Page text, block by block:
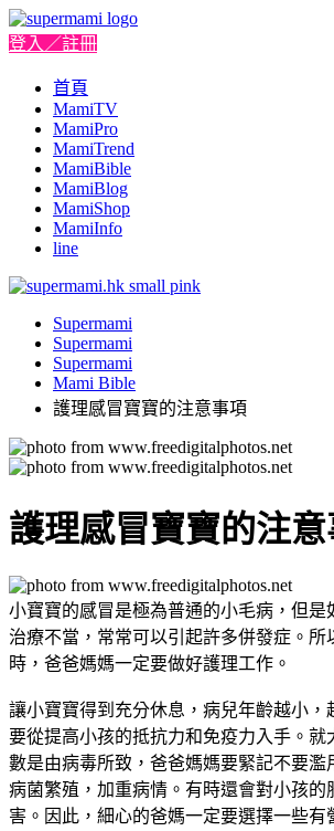
登入／註冊
首頁
MamiTV
MamiPro
MamiTrend
MamiBible
MamiBlog
MamiShop
MamiInfo
line
Supermami
Supermami
Supermami
Mami Bible
護理感冒寶寶的注意事項
護理感冒寶寶的注
小寶寶的感冒是極為普通的小毛病，但是
治療不當，常常可以引起許多併發症。所
時，爸爸媽媽一定要做好護理工作。
讓小寶寶得到充分休息，病兒年齡越小，
要從提高小孩的抵抗力和免疫力入手。就
數是由病毒所致，爸爸媽媽要緊記不要濫
病菌繁殖，加重病情。有時還會對小孩的
害。因此，細心的爸媽一定要選擇一些有